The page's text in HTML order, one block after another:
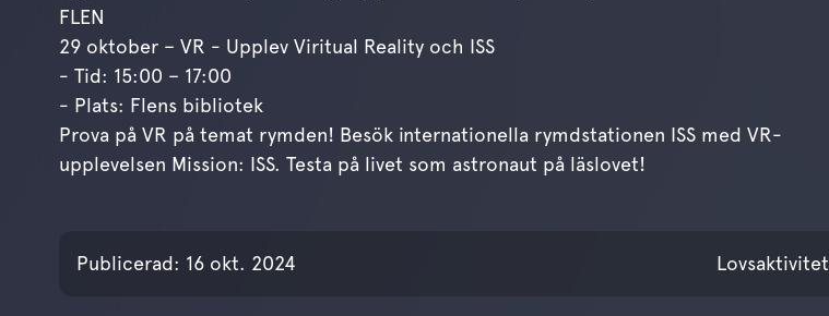
FLEN
29 oktober – VR - Upplev Viritual Reality och ISS
- Tid: 15:00 – 17:00
- Plats: Flens bibliotek
Prova på VR på temat rymden! Besök internationella rymdstationen ISS med VR-
upplevelsen Mission: ISS. Testa på livet som astronaut på läslovet!
Publicerad: 16 okt. 2024 Lovsaktivitet